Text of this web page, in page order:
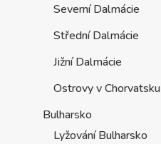
Severní Dalmácie
Střední Dalmácie
Jižní Dalmácie
Ostrovy v Chorvatsku
Bulharsko
Lyžování Bulharsko